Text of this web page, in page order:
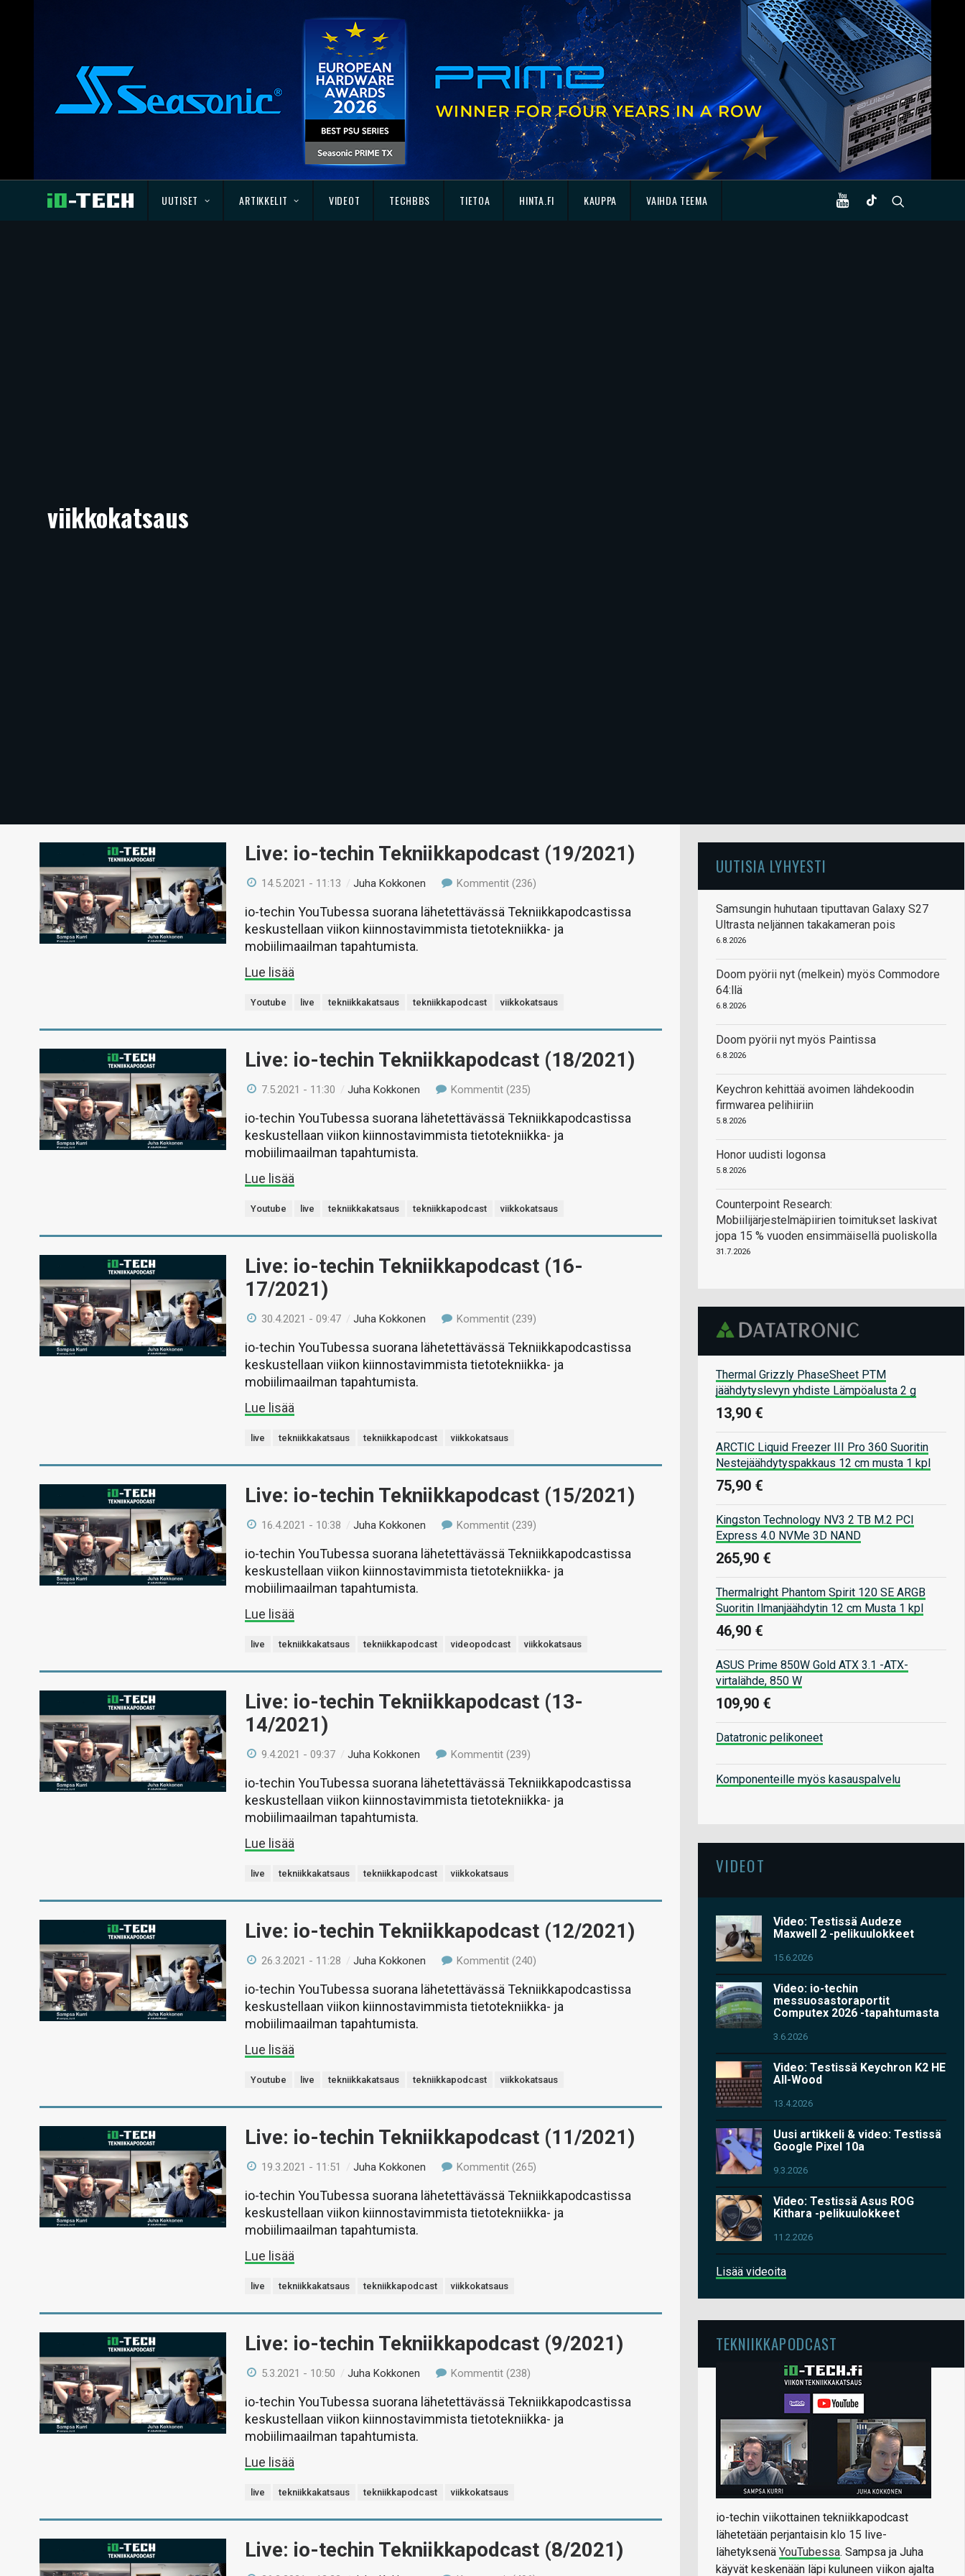
UUTISET ARTIKKELIT VIDEOT TECHBBS TIETOA HINTA.FI KAUPPA VAIHDA TEEMA
viikkokatsaus
Live: io-techin Tekniikkapodcast (19/2021)
14.5.2021 - 11:13 /Juha Kokkonen Kommentit (236)
io-techin YouTubessa suorana lähetettävässä Tekniikkapodcastissa
keskustellaan viikon kiinnostavimmista tietotekniikka- ja
mobiilimaailman tapahtumista.
Lue lisää
Youtube live tekniikkakatsaus tekniikkapodcast viikkokatsaus
Live: io-techin Tekniikkapodcast (18/2021)
7.5.2021 - 11:30 /Juha Kokkonen Kommentit (235)
io-techin YouTubessa suorana lähetettävässä Tekniikkapodcastissa
keskustellaan viikon kiinnostavimmista tietotekniikka- ja
mobiilimaailman tapahtumista.
Lue lisää
Youtube live tekniikkakatsaus tekniikkapodcast viikkokatsaus
Live: io-techin Tekniikkapodcast (16-
17/2021)
30.4.2021 - 09:47 /Juha Kokkonen Kommentit (239)
io-techin YouTubessa suorana lähetettävässä Tekniikkapodcastissa
keskustellaan viikon kiinnostavimmista tietotekniikka- ja
mobiilimaailman tapahtumista.
Lue lisää
live tekniikkakatsaus tekniikkapodcast viikkokatsaus
Live: io-techin Tekniikkapodcast (15/2021)
16.4.2021 - 10:38 /Juha Kokkonen Kommentit (239)
io-techin YouTubessa suorana lähetettävässä Tekniikkapodcastissa
keskustellaan viikon kiinnostavimmista tietotekniikka- ja
mobiilimaailman tapahtumista.
Lue lisää
live tekniikkakatsaus tekniikkapodcast videopodcast viikkokatsaus
Live: io-techin Tekniikkapodcast (13-
14/2021)
9.4.2021 - 09:37 /Juha Kokkonen Kommentit (239)
io-techin YouTubessa suorana lähetettävässä Tekniikkapodcastissa
keskustellaan viikon kiinnostavimmista tietotekniikka- ja
mobiilimaailman tapahtumista.
Lue lisää
live tekniikkakatsaus tekniikkapodcast viikkokatsaus
Live: io-techin Tekniikkapodcast (12/2021)
26.3.2021 - 11:28 /Juha Kokkonen Kommentit (240)
io-techin YouTubessa suorana lähetettävässä Tekniikkapodcastissa
keskustellaan viikon kiinnostavimmista tietotekniikka- ja
mobiilimaailman tapahtumista.
Lue lisää
Youtube live tekniikkakatsaus tekniikkapodcast viikkokatsaus
Live: io-techin Tekniikkapodcast (11/2021)
19.3.2021 - 11:51 /Juha Kokkonen Kommentit (265)
io-techin YouTubessa suorana lähetettävässä Tekniikkapodcastissa
keskustellaan viikon kiinnostavimmista tietotekniikka- ja
mobiilimaailman tapahtumista.
Lue lisää
live tekniikkakatsaus tekniikkapodcast viikkokatsaus
Live: io-techin Tekniikkapodcast (9/2021)
5.3.2021 - 10:50 /Juha Kokkonen Kommentit (238)
io-techin YouTubessa suorana lähetettävässä Tekniikkapodcastissa
keskustellaan viikon kiinnostavimmista tietotekniikka- ja
mobiilimaailman tapahtumista.
Lue lisää
live tekniikkakatsaus tekniikkapodcast viikkokatsaus
Live: io-techin Tekniikkapodcast (8/2021)
UUTISIA LYHYESTI
Samsungin huhutaan tiputtavan Galaxy S27
Ultrasta neljännen takakameran pois
6.8.2026
Doom pyörii nyt (melkein) myös Commodore
64:llä
6.8.2026
Doom pyörii nyt myös Paintissa
6.8.2026
Keychron kehittää avoimen lähdekoodin
firmwarea pelihiiriin
5.8.2026
Honor uudisti logonsa
5.8.2026
Counterpoint Research:
Mobiilijärjestelmäpiirien toimitukset laskivat
jopa 15 % vuoden ensimmäisellä puoliskolla
31.7.2026
Thermal Grizzly PhaseSheet PTM
jäähdytyslevyn yhdiste Lämpöalusta 2 g
13,90 €
ARCTIC Liquid Freezer III Pro 360 Suoritin
Nestejäähdytyspakkaus 12 cm musta 1 kpl
75,90 €
Kingston Technology NV3 2 TB M.2 PCI
Express 4.0 NVMe 3D NAND
265,90 €
Thermalright Phantom Spirit 120 SE ARGB
Suoritin Ilmanjäähdytin 12 cm Musta 1 kpl
46,90 €
ASUS Prime 850W Gold ATX 3.1 -ATX-
virtalähde, 850 W
109,90 €
Datatronic pelikoneet
Komponenteille myös kasauspalvelu
VIDEOT
Video: Testissä Audeze
Maxwell 2 -pelikuulokkeet
15.6.2026
Video: io-techin
messuosastoraportit
Computex 2026 -tapahtumasta
3.6.2026
Video: Testissä Keychron K2 HE
All-Wood
13.4.2026
Uusi artikkeli & video: Testissä
Google Pixel 10a
9.3.2026
Video: Testissä Asus ROG
Kithara -pelikuulokkeet
11.2.2026
Lisää videoita
TEKNIIKKAPODCAST
io-techin viikottainen tekniikkapodcast
lähetetään perjantaisin klo 15 live-
lähetyksenä YouTubessa. Sampsa ja Juha
käyvät keskenään läpi kuluneen viikon ajalta